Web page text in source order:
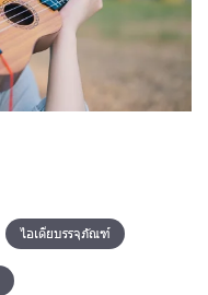
ไอเดียบรรจุภัณฑ์